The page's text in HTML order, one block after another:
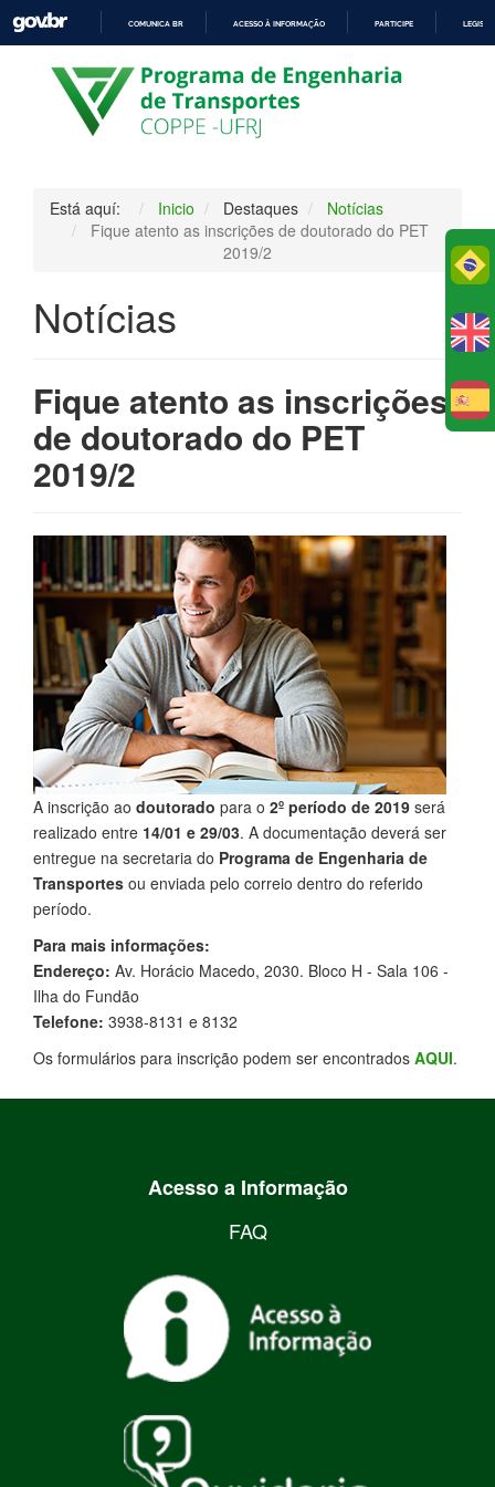
PARA
O
CONTEÚDO
COMUNICA BR ACESSO À INFORMAÇÃO PARTICIPE
Está aquí: Inicio Destaques
Notícias
Fique atento as inscrições de doutorado do PET
2019/2
Notícias
Fique atento as inscrições
de doutorado do PET
2019/2
A inscrição ao doutorado para o 2º período de 2019 será
realizado entre 14/01 e 29/03. A documentação deverá ser
entregue na secretaria do Programa de Engenharia de
Transportes ou enviada pelo correio dentro do referido
período.
Para mais informações:
Endereço: Av. Horácio Macedo, 2030. Bloco H - Sala 106 -
Ilha do Fundão
Telefone: 3938-8131 e 8132
Os formulários para inscrição podem ser encontrados AQUI.
Acesso a Informação
FAQ